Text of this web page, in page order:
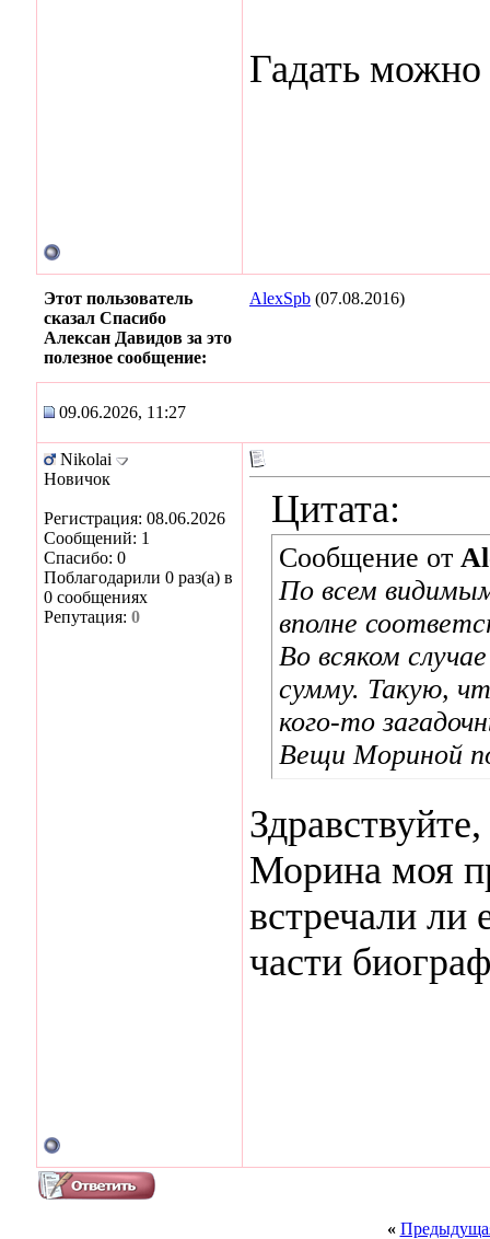
Гадать можно
Этот пользователь
сказал Спасибо
Алексан Давидов за это
полезное сообщение:
AlexSpb (07.08.2016)
09.06.2026, 11:27
Nikolai
Новичок
Регистрация: 08.06.2026
Сообщений: 1
Спасибо: 0
Поблагодарили 0 раз(а) в
0 сообщениях
Репутация: 0
Цитата:
Сообщение от
По всем
вполне
Во всяком
сумму. Такую,
кого-то
Вещи Мориной
Морина моя
встречали ли
части
«